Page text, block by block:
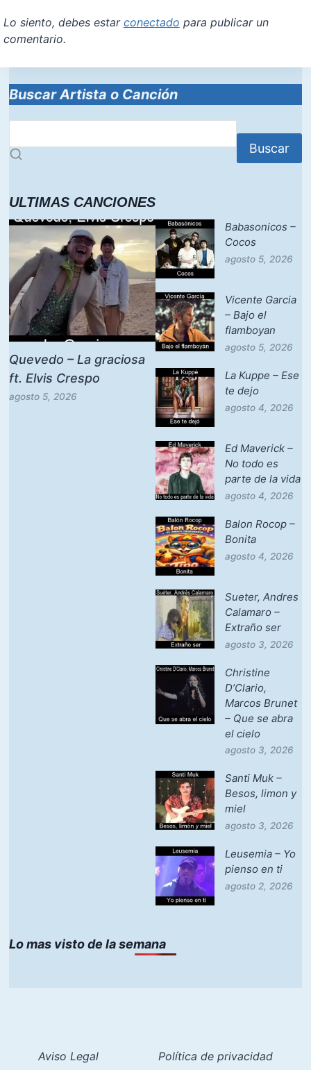
Lo siento, debes estar conectado para publicar un
comentario.
Buscar Artista o Canción
Buscar
ULTIMAS CANCIONES
Quevedo – La graciosa
ft. Elvis Crespo
agosto 5, 2026
Babasonicos –
Cocos
agosto 5, 2026
Vicente Garcia
– Bajo el
flamboyan
agosto 5, 2026
La Kuppe – Ese
te dejo
agosto 4, 2026
Ed Maverick –
No todo es
parte de la vida
agosto 4, 2026
Balon Rocop –
Bonita
agosto 4, 2026
Sueter, Andres
Calamaro –
Extraño ser
agosto 3, 2026
Christine
D’Clario,
Marcos Brunet
– Que se abra
el cielo
agosto 3, 2026
Santi Muk –
Besos, limon y
miel
agosto 3, 2026
Leusemia – Yo
pienso en ti
agosto 2, 2026
Lo mas visto de la semana
Aviso Legal Política de privacidad